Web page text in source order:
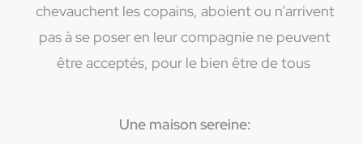
chevauchent les copains, aboient ou n’arrivent
pas à se poser en leur compagnie ne peuvent
être acceptés, pour le bien être de tous
Une maison sereine: